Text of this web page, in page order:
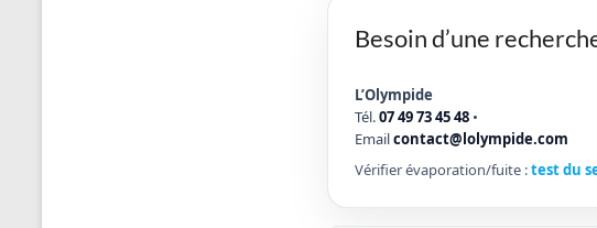
Besoin d’une
L’Olympide
Tél.07 49 73 45 48 •
Emailcontact@lolympide.com
Vérifier évaporation/fuite :test du